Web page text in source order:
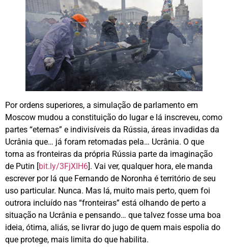
Por ordens superiores, a simulação de parlamento em
Moscow mudou a constituição do lugar e lá inscreveu, como
partes “eternas” e indivisíveis da Rússia, áreas invadidas da
Ucrânia que… já foram retomadas pela… Ucrânia. O que
torna as fronteiras da própria Rússia parte da imaginação
de Putin [bit.ly/3FjXIH6]. Vai ver, qualquer hora, ele manda
escrever por lá que Fernando de Noronha é território de seu
uso particular. Nunca. Mas lá, muito mais perto, quem foi
outrora incluído nas “fronteiras” está olhando de perto a
situação na Ucrânia e pensando… que talvez fosse uma boa
ideia, ótima, aliás, se livrar do jugo de quem mais espolia do
que protege, mais limita do que habilita.